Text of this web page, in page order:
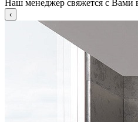
Наш менеджер свяжется с Вами